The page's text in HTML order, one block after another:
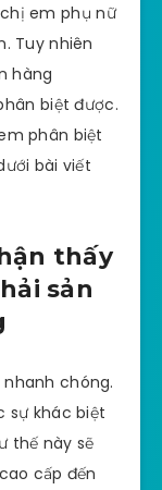
em phụ nữ
Tuy nhiên
hàng
biệt được.
phân biệt
bài viết
thấy
sản
chóng.
sự khác biệt
thế này sẽ
cấp đến